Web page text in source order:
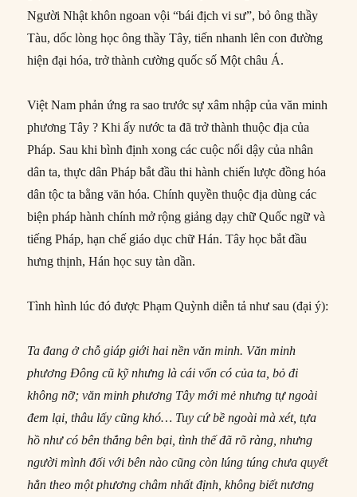
Người Nhật khôn ngoan vội “bái địch vi sư”, bỏ ông thầy
Tàu, dốc lòng học ông thầy Tây, tiến nhanh lên con đường
hiện đại hóa, trở thành cường quốc số Một châu Á.
Việt Nam phản ứng ra sao trước sự xâm nhập của văn minh
phương Tây ? Khi ấy nước ta đã trở thành thuộc địa của
Pháp. Sau khi bình định xong các cuộc nổi dậy của nhân
dân ta, thực dân Pháp bắt đầu thi hành chiến lược đồng hóa
dân tộc ta bằng văn hóa. Chính quyền thuộc địa dùng các
biện pháp hành chính mở rộng giảng dạy chữ Quốc ngữ và
tiếng Pháp, hạn chế giáo dục chữ Hán. Tây học bắt đầu
hưng thịnh, Hán học suy tàn dần.
Tình hình lúc đó được Phạm Quỳnh diễn tả như sau (đại ý):
Ta đang ở chỗ giáp giới hai nền văn minh. Văn minh
phương Đông cũ kỹ nhưng là cái vốn có của ta, bỏ đi
không nỡ; văn minh phương Tây mới mẻ nhưng tự ngoài
đem lại, thâu lấy cũng khó… Tuy cứ bề ngoài mà xét, tựa
hồ như có bên thắng bên bại, tình thế đã rõ ràng, nhưng
người mình đối với bên nào cũng còn lúng túng chưa quyết
hẳn theo một phương châm nhất định, không biết nương